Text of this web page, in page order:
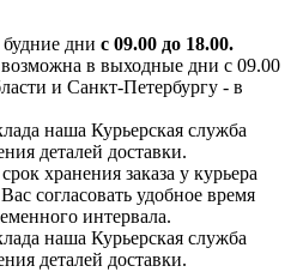
будние дни с 09.00 до 18.00.
в выходные дни с 09.00
и Санкт-Петербургу - в
наша Курьерская служба
деталей доставки.
хранения заказа у курьера
согласовать удобное время
интервала.
наша Курьерская служба
деталей доставки.